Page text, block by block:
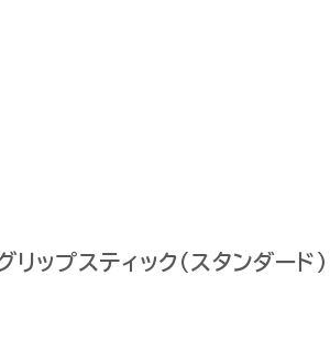
リップスティック（スタンダード）